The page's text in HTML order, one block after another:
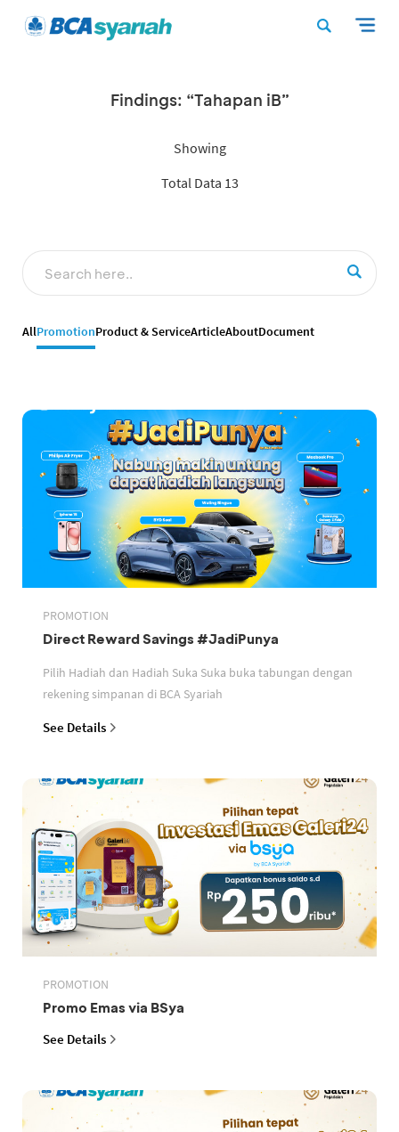
Findings: “Tahapan iB”
Showing
Total Data 13
AllPromotionProduct & ServiceArticleAboutDocument
PROMOTION
Direct Reward Savings #JadiPunya
Pilih Hadiah dan Hadiah Suka Suka buka tabungan dengan
rekening simpanan di BCA Syariah
See Details
PROMOTION
Promo Emas via BSya
See Details